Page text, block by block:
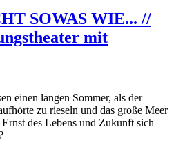
SOWAS WIE... //
mit
einen langen Sommer, als der
zu rieseln und das große Meer
des Lebens und Zukunft sich